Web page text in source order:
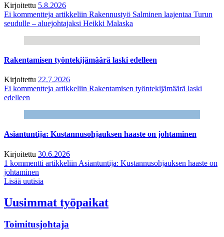
Kirjoitettu 5.8.2026
Ei kommentteja artikkeliin Rakennustyö Salminen laajentaa Turun
seudulle – aluejohtajaksi Heikki Malaska
Rakentamisen työntekijämäärä laski edelleen
Kirjoitettu 22.7.2026
Ei kommentteja artikkeliin Rakentamisen työntekijämäärä laski
edelleen
Asiantuntija: Kustannusohjauksen haaste on johtaminen
Kirjoitettu 30.6.2026
1 kommentti artikkeliin Asiantuntija: Kustannusohjauksen haaste on
johtaminen
Lisää uutisia
Uusimmat työpaikat
Toimitusjohtaja